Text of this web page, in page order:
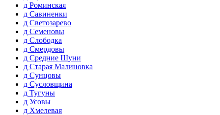
д Роминская
д Савиненки
д Светозарево
д Семеновы
д Слободка
д Смердовы
д Средние Шуни
д Старая Малиновка
д Сунцовы
д Сусловщина
д Тугуны
д Усовы
д Хмелевая